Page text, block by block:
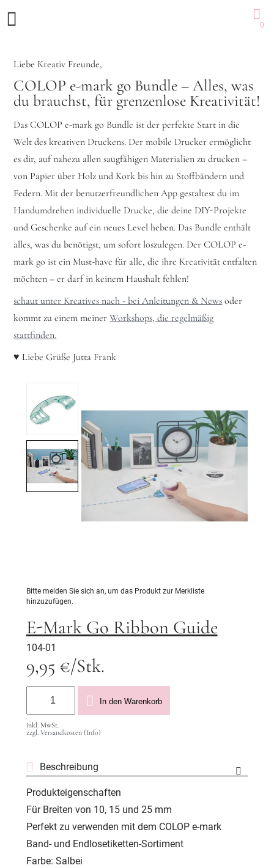
0
Liebe Kreativ Freunde,
COLOP e-mark go Bundle – Alles, was
du brauchst, für grenzenlose Kreativität!
Das COLOP e-mark go Bundle ist der perfekte Start in die
Welt des kreativen Druckens. Der mobile Drucker ermöglicht
es dir, auf nahezu allen saugfähigen Materialien zu drucken –
von Papier über Holz und Kork bis hin zu Stoffbändern und
Federn. Mit der benutzerfreundlichen App gestaltest du im
Handumdrehen individuelle Drucke, die deine DIY-Projekte
und Geschenke auf ein neues Level heben. Das Bundle enthält
alles, was du benötigst, um sofort loszulegen. Der COLOP e-
mark go ist ein Must-have für alle, die ihre Kreativität entfalten
möchten – er darf in keinem Haushalt fehlen!
schaut unter Kreatives nach - bei Anleitungen & News oder
kommt zu einem meinerWorkshops, die regelmäßig
stattfinden.
♥ Liebe Grüße Jutta Frank
Bitte melden Sie sich an, um das Produkt zur Merkliste
hinzuzufügen.
E-Mark Go Ribbon Guide
104-01
9,95 €/Stk.
In den Warenkorb
inkl. MwSt.
zzgl. Versandkosten (Info)
Beschreibung
Produkteigenschaften
Für Breiten von 10, 15 und 25 mm
Perfekt zu verwenden mit dem COLOP e-mark
Band- und Endlosetiketten-Sortiment
Farbe: Salbei